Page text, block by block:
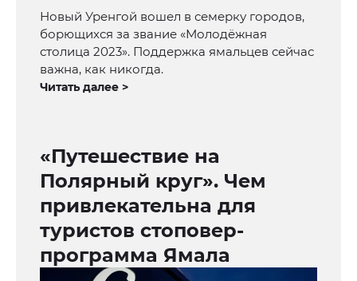
Новый Уренгой вошел в семерку городов,
борющихся за звание «Молодёжная
столица 2023». Поддержка ямальцев сейчас
важна, как никогда.
Читать далее >
«Путешествие на
Полярный круг». Чем
привлекательна для
туристов стоповер-
программа Ямала